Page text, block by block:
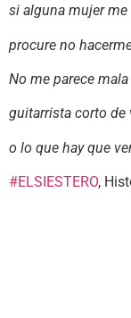
si alguna mujer me
procure no
No me parece
guitarrista corto de
o lo que hay que
#ELSIESTERO,